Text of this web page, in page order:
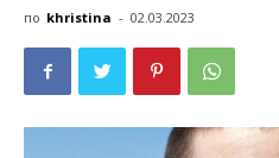
по khristina - 02.03.2023